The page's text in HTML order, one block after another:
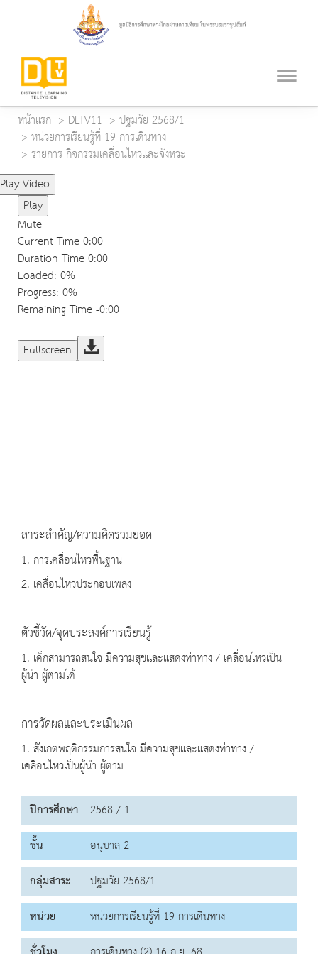
หน้าแรก DLTV11
ปฐมวัย 2568/1
หน่วยการเรียนรู้ที่ 19 การเดินทาง
รายการ กิจกรรมเคลื่อนไหวและจังหวะ
Play Video
Play
Mute
Current Time0:00
Duration Time0:00
Loaded: 0%
Progress: 0%
Remaining Time-0:00
Fullscreen
สาระสำคัญ/ความคิดรวมยอด
1. การเคลื่อนไหวพื้นฐาน
2. เคลื่อนไหวประกอบเพลง
ตัวชี้วัด/จุดประสงค์การเรียนรู้
1. เด็กสามารถสนใจ มีความสุขและแสดงท่าทาง / เคลื่อนไหวเป็น
ผู้นำ ผู้ตามได้
การวัดผลและประเมินผล
1. สังเกตพฤติกรรมการสนใจ มีความสุขและแสดงท่าทาง /
เคลื่อนไหวเป็นผู้นำ ผู้ตาม
ปีการศึกษา 2568 / 1
ชั้น
อนุบาล 2
กลุ่มสาระ
ปฐมวัย 2568/1
หน่วย
หน่วยการเรียนรู้ที่ 19 การเดินทาง